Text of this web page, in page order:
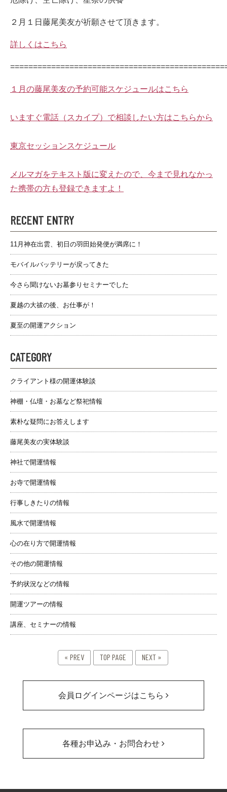
２月１日藤尾美友が祈願させて頂きます。
詳しくはこちら
１月の藤尾美友の予約可能スケジュールはこちら
いますぐ電話（スカイプ）で相談したい方はこちらから
東京セッションスケジュール
メルマガをテキスト版に変えたので、今まで見れなかっ
た携帯の方も登録できますよ！
RECENT ENTRY
11月神在出雲、初日の羽田始発便が満席に！
モバイルバッテリーが戻ってきた
今さら聞けないお墓参りセミナーでした
夏越の大祓の後、お仕事が！
夏至の開運アクション
CATEGORY
クライアント様の開運体験談
神棚・仏壇・お墓など祭祀情報
素朴な疑問にお答えします
藤尾美友の実体験談
神社で開運情報
お寺で開運情報
行事しきたりの情報
風水で開運情報
心の在り方で開運情報
その他の開運情報
予約状況などの情報
開運ツアーの情報
講座、セミナーの情報
« PREV TOP PAGE NEXT »
会員ログインページはこちら
各種お申込み・お問合わせ